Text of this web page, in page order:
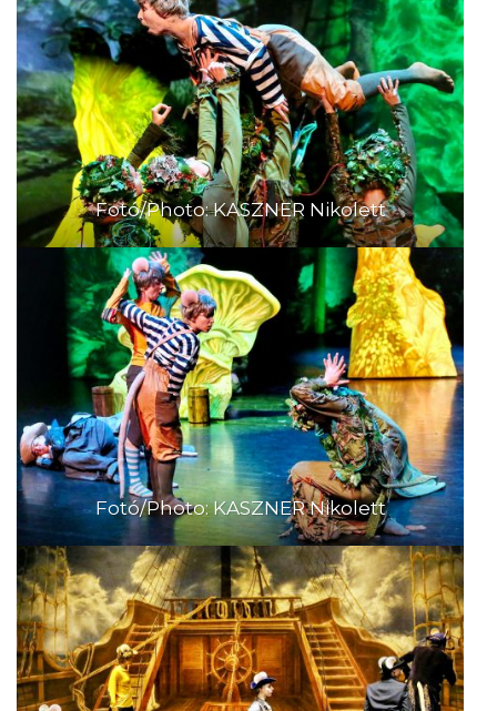
Fotó/Photo: KASZNER Nikolett
Fotó/Photo: KASZNER Nikolett